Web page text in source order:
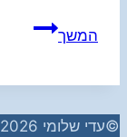
המשךשדות